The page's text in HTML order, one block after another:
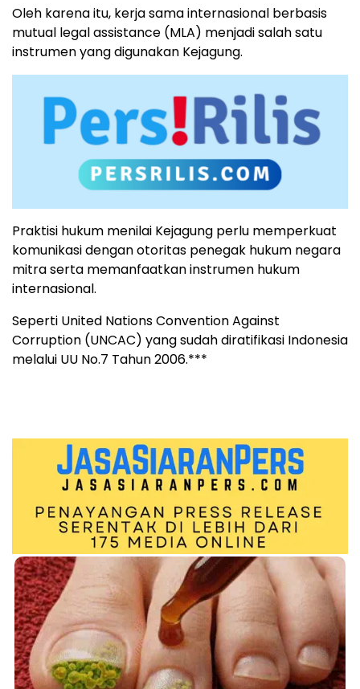
Oleh karena itu, kerja sama internasional berbasis
mutual legal assistance (MLA) menjadi salah satu
instrumen yang digunakan Kejagung.
Praktisi hukum menilai Kejagung perlu memperkuat
komunikasi dengan otoritas penegak hukum negara
mitra serta memanfaatkan instrumen hukum
internasional.
Seperti United Nations Convention Against
Corruption (UNCAC) yang sudah diratifikasi Indonesia
melalui UU No.7 Tahun 2006.***